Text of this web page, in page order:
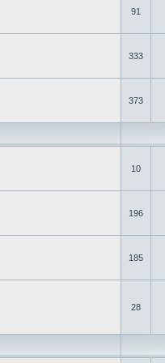
91
333
373
10
196
185
28